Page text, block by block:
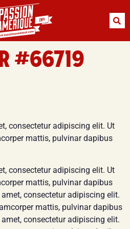
#66719
consectetur adipiscing elit. Ut
mattis, pulvinar dapibus
consectetur adipiscing elit. Ut
mattis, pulvinar dapibus
consectetur adipiscing elit.
mattis, pulvinar dapibus
consectetur adipiscing elit.